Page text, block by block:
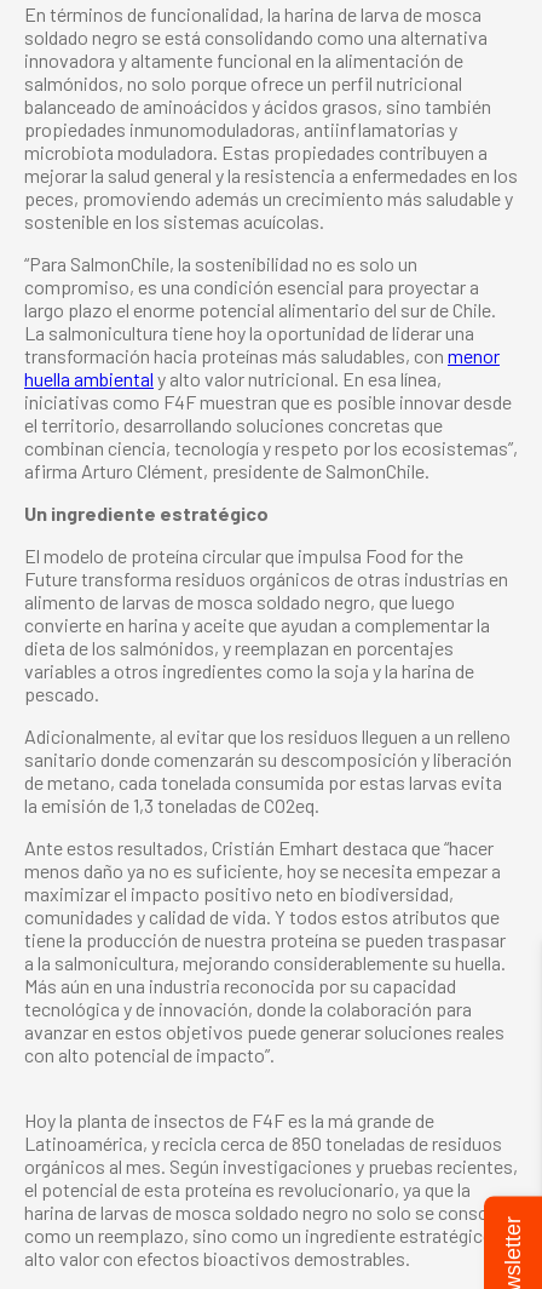
En términos de funcionalidad, la harina de larva de mosca
soldado negro se está consolidando como una alternativa
innovadora y altamente funcional en la alimentación de
salmónidos, no solo porque ofrece un perfil nutricional
balanceado de aminoácidos y ácidos grasos, sino también
propiedades inmunomoduladoras, antiinflamatorias y
microbiota moduladora. Estas propiedades contribuyen a
mejorar la salud general y la resistencia a enfermedades en los
peces, promoviendo además un crecimiento más saludable y
sostenible en los sistemas acuícolas.
“Para SalmonChile, la sostenibilidad no es solo un
compromiso, es una condición esencial para proyectar a
largo plazo el enorme potencial alimentario del sur de Chile.
La salmonicultura tiene hoy la oportunidad de liderar una
transformación hacia proteínas más saludables, con menor
huella ambiental y alto valor nutricional. En esa línea,
iniciativas como F4F muestran que es posible innovar desde
el territorio, desarrollando soluciones concretas que
combinan ciencia, tecnología y respeto por los ecosistemas”,
afirma Arturo Clément, presidente de SalmonChile.
Un ingrediente estratégico
El modelo de proteína circular que impulsa Food for the
Future transforma residuos orgánicos de otras industrias en
alimento de larvas de mosca soldado negro, que luego
convierte en harina y aceite que ayudan a complementar la
dieta de los salmónidos, y reemplazan en porcentajes
variables a otros ingredientes como la soja y la harina de
pescado.
Adicionalmente, al evitar que los residuos lleguen a un relleno
sanitario donde comenzarán su descomposición y liberación
de metano, cada tonelada consumida por estas larvas evita
la emisión de 1,3 toneladas de CO2eq.
Ante estos resultados, Cristián Emhart destaca que “hacer
menos daño ya no es suficiente, hoy se necesita empezar a
maximizar el impacto positivo neto en biodiversidad,
comunidades y calidad de vida. Y todos estos atributos que
tiene la producción de nuestra proteína se pueden traspasar
a la salmonicultura, mejorando considerablemente su huella.
Más aún en una industria reconocida por su capacidad
tecnológica y de innovación, donde la colaboración para
avanzar en estos objetivos puede generar soluciones reales
con alto potencial de impacto”.
Hoy la planta de insectos de F4F es la má grande de
Latinoamérica, y recicla cerca de 850 toneladas de residuos
orgánicos al mes. Según investigaciones y pruebas recientes,
el potencial de esta proteína es revolucionario, ya que la
harina de larvas de mosca soldado negro no solo se consolida
como un reemplazo, sino como un ingrediente estratégico de
alto valor con efectos bioactivos demostrables.
Newsletter